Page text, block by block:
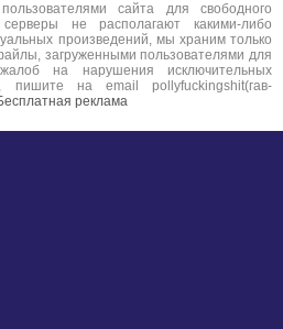
сайта для свободного
не располагают какими-либо
произведений, мы храним только
загруженными пользователями для
на нарушения исключительных
пишите на email pollyfuckingshit(гав-
реклама